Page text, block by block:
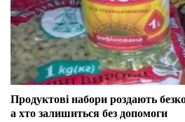
Продуктові набори роздають
а хто залишиться без допомоги